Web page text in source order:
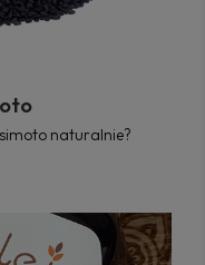
naturalnie?